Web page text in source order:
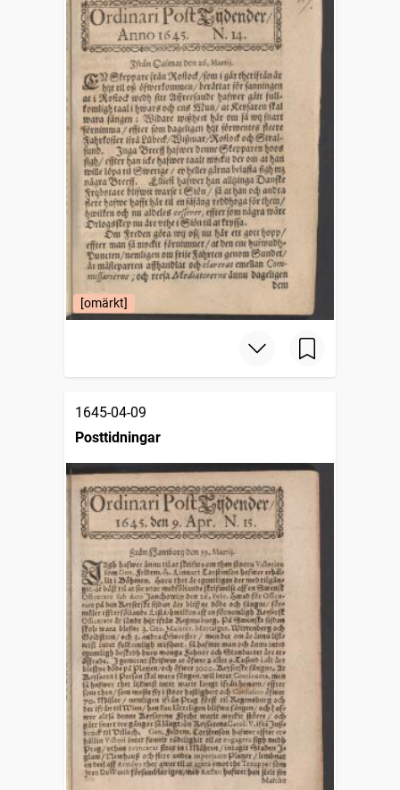
[omärkt]
1645-04-09
Posttidningar